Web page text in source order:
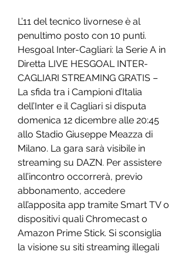
L’11 del tecnico livornese è al
penultimo posto con 10 punti.
Hesgoal Inter-Cagliari: la Serie A in
Diretta LIVE HESGOAL INTER-
CAGLIARI STREAMING GRATIS –
La sfida tra i Campioni d’Italia
dell’Inter e il Cagliari si disputa
domenica 12 dicembre alle 20:45
allo Stadio Giuseppe Meazza di
Milano. La gara sarà visibile in
streaming su DAZN. Per assistere
all’incontro occorrerà, previo
abbonamento, accedere
all’apposita app tramite Smart TV o
dispositivi quali Chromecast o
Amazon Prime Stick. Si sconsiglia
la visione su siti streaming illegali